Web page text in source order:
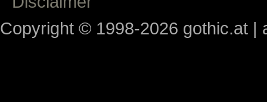
Copyright © 1998-2026 gothic.at |